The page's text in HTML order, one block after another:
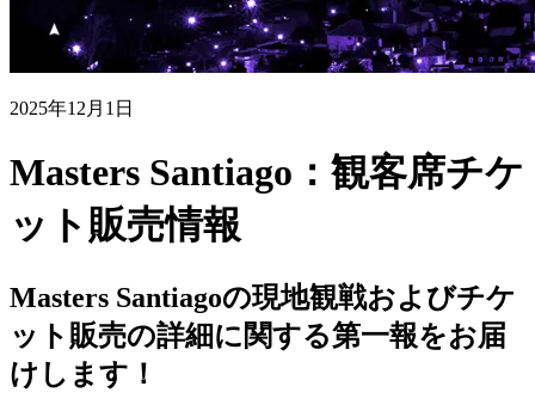
2025年12月1日
Masters Santiago：観客席チケ
ット販売情報
Masters Santiagoの現地観戦およびチケ
ット販売の詳細に関する第一報をお届
けします！